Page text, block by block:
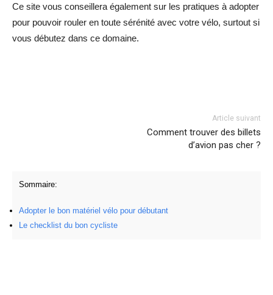
Ce site vous conseillera également sur les pratiques à adopter
pour pouvoir rouler en toute sérénité avec votre vélo, surtout si
vous débutez dans ce domaine.
Article suivant
Comment trouver des billets
d’avion pas cher ?
Sommaire:
Adopter le bon matériel vélo pour débutant
Le checklist du bon cycliste